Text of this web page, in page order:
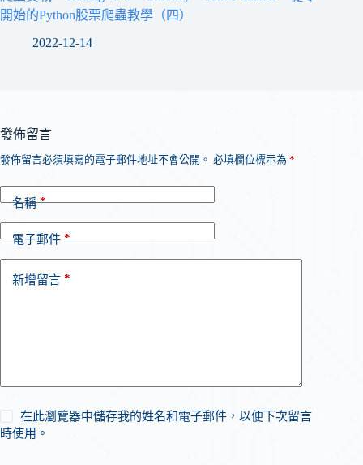
開始的Python股票爬蟲教學（四）
2022-12-14
發佈留言
發佈留言必須填寫的電子郵件地址不會公開。 必填欄位標示為 *
名稱*
電子郵件*
新增留言 *
在此瀏覽器中儲存我的姓名和電子郵件，以便下次留言
時使用。